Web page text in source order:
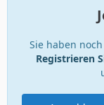
Sie haben
Registrieren